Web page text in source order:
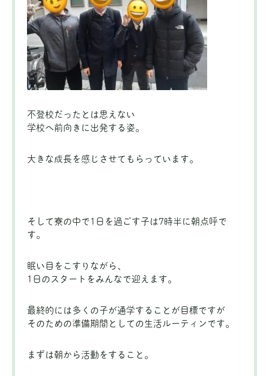
不登校だったとは思えない
学校へ前向きに出発する姿。
大きな成長を感じさせてもらっています。
そして寮の中で1日を過ごす子は7時半に朝点呼で
す。
眠い目をこすりながら、
1日のスタートをみんなで迎えます。
最終的には多くの子が通学することが目標ですが
そのための準備期間としての生活ルーティンです。
まずは朝から活動をすること。